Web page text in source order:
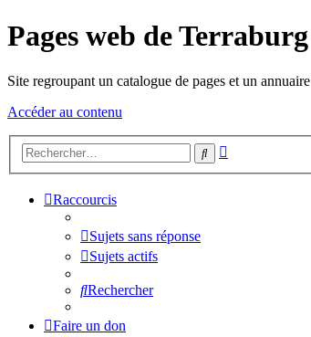
Pages web de Terraburg
Site regroupant un catalogue de pages et un annuaire
Accéder au contenu
Rechercher
Raccourcis
Sujets sans réponse
Sujets actifs
Rechercher
Faire un don